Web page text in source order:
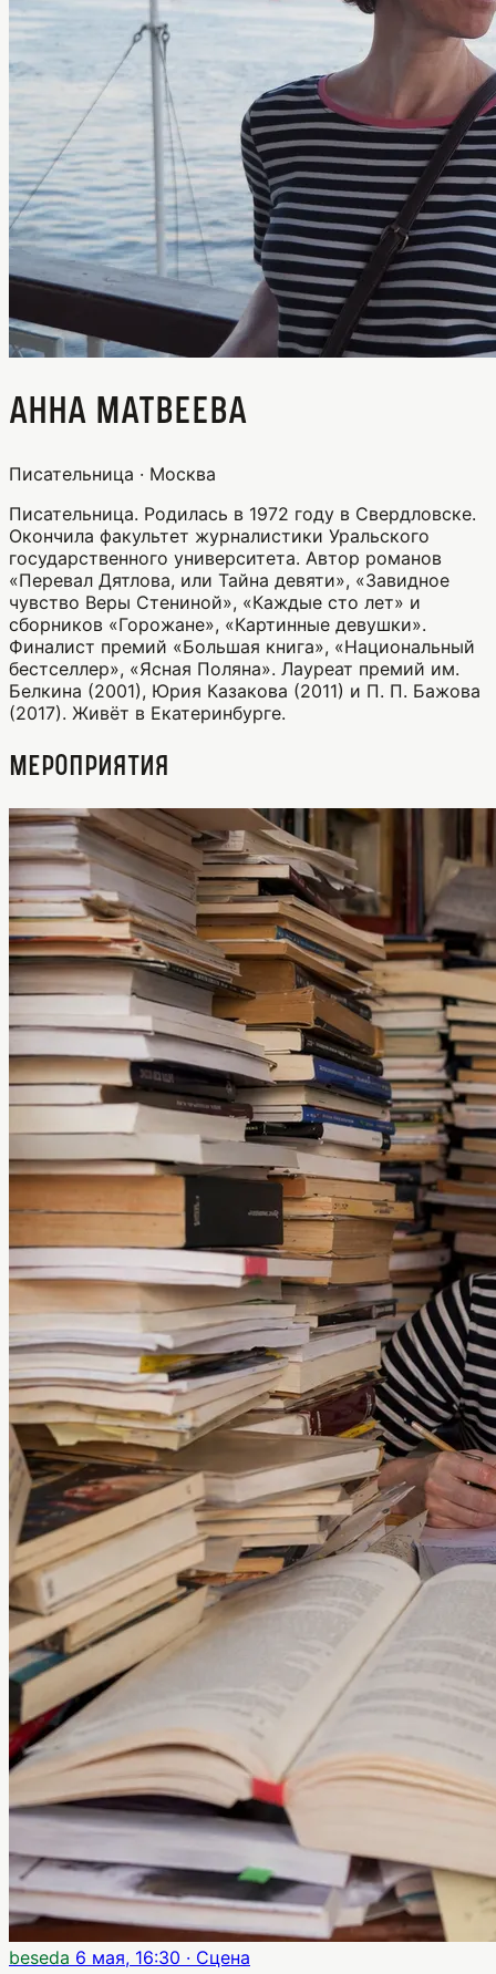
Анна Матвеева
Писательница · Москва
Писательница. Родилась в 1972 году в Свердловске.
Окончила факультет журналистики Уральского
государственного университета. Автор романов
«Перевал Дятлова, или Тайна девяти», «Завидное
чувство Веры Стениной», «Каждые сто лет» и
сборников «Горожане», «Картинные девушки».
Финалист премий «Большая книга», «Национальный
бестселлер», «Ясная Поляна». Лауреат премий им.
Белкина (2001), Юрия Казакова (2011) и П. П. Бажова
(2017). Живёт в Екатеринбурге.
Мероприятия
beseda 6 мая, 16:30 · Сцена